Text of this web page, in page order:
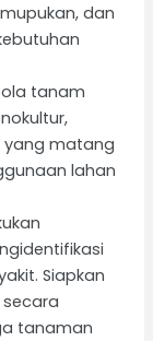
dan
tanam
yang matang
lahan
Siapkan
tanaman